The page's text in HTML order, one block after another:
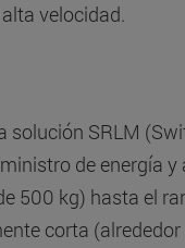
velocidad.
solución SRLM
de energía
500 kg) hasta el
corta